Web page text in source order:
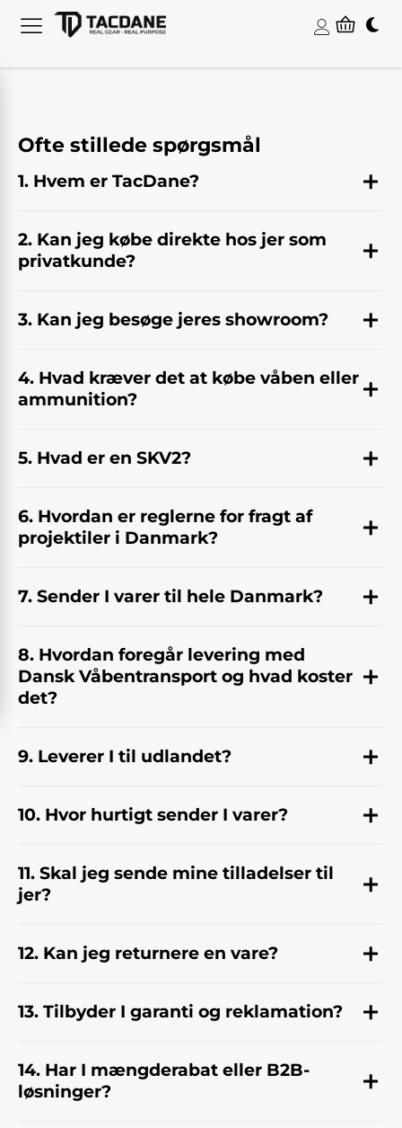
Ofte stillede spørgsmål
1. Hvem er TacDane?
2. Kan jeg købe direkte hos jer som
privatkunde?
3. Kan jeg besøge jeres showroom?
4. Hvad kræver det at købe våben eller
ammunition?
5. Hvad er en SKV2?
6. Hvordan er reglerne for fragt af
projektiler i Danmark?
7. Sender I varer til hele Danmark?
8. Hvordan foregår levering med
Dansk Våbentransport og hvad koster
det?
9. Leverer I til udlandet?
10. Hvor hurtigt sender I varer?
11. Skal jeg sende mine tilladelser til
jer?
12. Kan jeg returnere en vare?
13. Tilbyder I garanti og reklamation?
14. Har I mængderabat eller B2B-
løsninger?